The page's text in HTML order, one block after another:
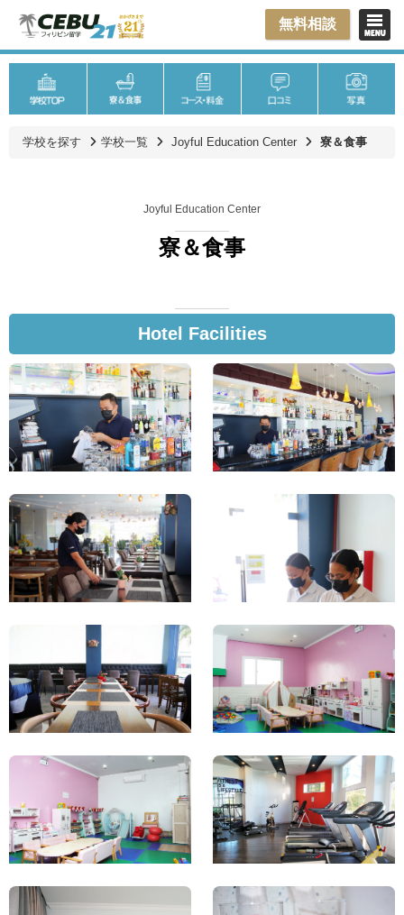
無料相談
学校を探す 学校一覧 Joyful Education Center 寮＆食事
Joyful Education Center
寮＆食事
Hotel Facilities